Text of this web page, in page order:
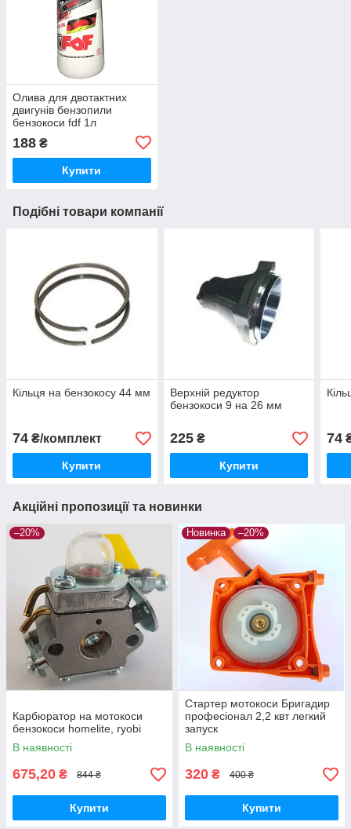
Олива для двотактних
двигунів бензопили
бензокоси fdf 1л
188 ₴
Купити
Подібні товари компанії
Кільця на бензокосу 44 мм
74 ₴/комплект
Купити
Верхній редуктор
бензокоси 9 на 26 мм
225₴
Купити
74
Акційні пропозиції та новинки
–20%
Карбюратор на мотокоси
бензокоси homelite, ryobi
В наявності
675,20 ₴ 844 ₴
Купити
Новинка –20%
Стартер мотокоси Бригадир
професіонал 2,2 квт легкий
запуск
В наявності
320 ₴ 400 ₴
Купити